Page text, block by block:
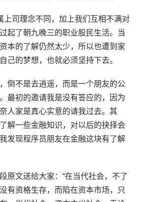
上司理念不同，加上我们互相不满对
起了朝九晚三的职业股民生活。当
本的了解仍然太少，所以也遭到家
己的梦想，也就必须坚持下去。
倒不是去逍遥，而是一个朋友的公
最初的邀请我是没有答应的，因为
人家是真心实意的请我过去。其
解一些金融知识，对以后的抉择会
发现程序员朋友在金融这块有了解
原文送给大家：“在当代社会，不了
有资格生存，而陷在资本市场，只